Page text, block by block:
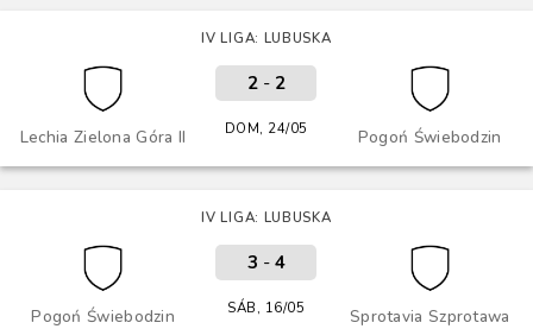
IV LIGA: LUBUSKA
Lechia Zielona Góra II Pogoń Świebodzin
2- 2
DOM, 24/05
IV LIGA: LUBUSKA
Pogoń Świebodzin Sprotavia Szprotawa
3 - 4
SÁB, 16/05